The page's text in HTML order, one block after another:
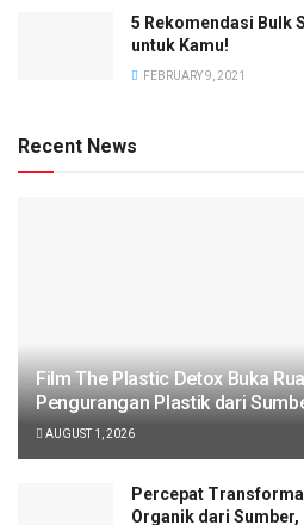
5 Rekomendasi Bulk
untuk Kamu!
FEBRUARY 9, 2021
Recent News
Film The Plastic Detox Buka
Pengurangan Plastik dari
AUGUST 1, 2026
Percepat
Organik dari